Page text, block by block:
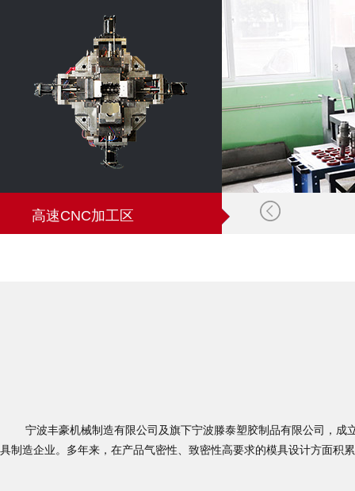
高速CNC加工区
宁波丰豪机械制造有限公司及旗下宁波滕泰塑胶制品有限公司，成
具制造企业。多年来，在产品气密性、致密性高要求的模具设计方面积